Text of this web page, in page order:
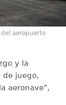
aeropuerto
y la
de juego,
aeronave",